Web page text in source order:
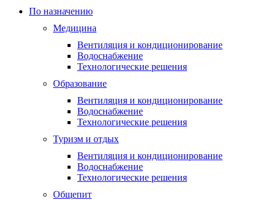
По назначению
Медицина
Вентиляция и кондиционирование
Водоснабжение
Технологические решения
Образование
Вентиляция и кондиционирование
Водоснабжение
Технологические решения
Туризм и отдых
Вентиляция и кондиционирование
Водоснабжение
Технологические решения
Общепит